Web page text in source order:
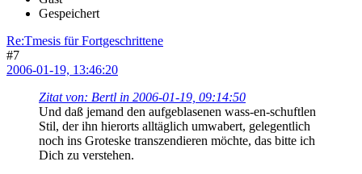
Gespeichert
Re:Tmesis für Fortgeschrittene
#7
2006-01-19, 13:46:20
Zitat von: Bertl in 2006-01-19, 09:14:50
Und daß jemand den aufgeblasenen wass-en-schuftlen
Stil, der ihn hierorts alltäglich umwabert, gelegentlich
noch ins Groteske transzendieren möchte, das bitte ich
Dich zu verstehen.